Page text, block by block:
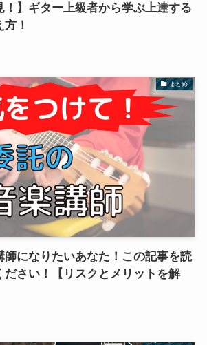
！】ギター上級者から学ぶ上達する
！
まとめ
師になりたいあなた！この記事を読
ださい！【リスクとメリットを解